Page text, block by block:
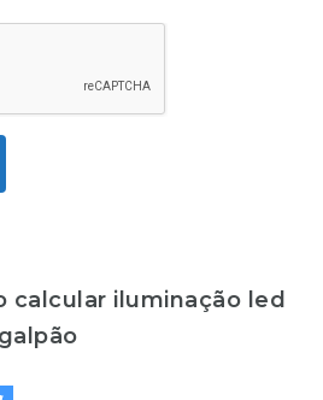
calcular iluminação led